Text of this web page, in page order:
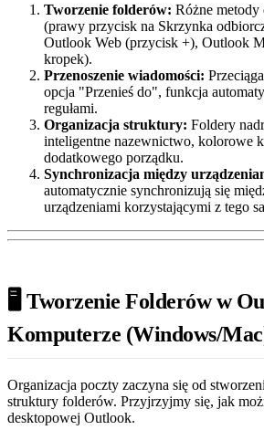
Tworzenie folderów: Różne
(prawy przycisk na Skrzynka
Outlook Web (przycisk +), Outlook
kropek).
Przenoszenie wiadomości:
opcja "Przenieś do", funkcja
regułami.
Organizacja struktury: Foldery
inteligentne nazewnictwo, kolorowe
dodatkowego porządku.
Synchronizacja między
automatycznie synchronizują się
urządzeniami korzystającymi z tego
🖥️ Tworzenie Folderów w
Komputerze (Windows/
Organizacja poczty zaczyna się od
struktury folderów. Przyjrzyjmy się, jak
desktopowej Outlook.